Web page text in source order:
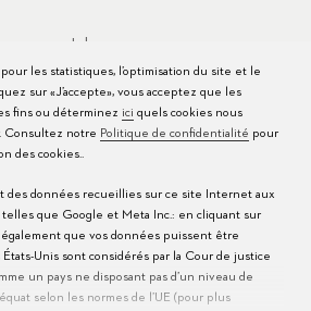
Jobs
Presse
Contact
les statistiques, l’optimisation du site et le
sur «J’accepte», vous acceptez que les
fins ou déterminez ici quels cookies nous
Consultez notre Politique de confidentialité pour
des cookies..
des données recueillies sur ce site Internet aux
telles que Google et Meta Inc.: en cliquant sur
également que vos données puissent être
Unis sont considérés par la Cour de justice
un pays ne disposant pas d’un niveau de
selon les normes de l’UE (pour plus